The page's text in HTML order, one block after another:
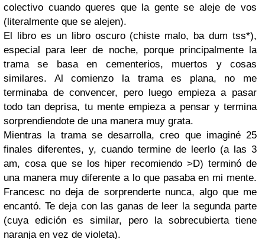
colectivo cuando queres que la gente se aleje de vos
(literalmente que se alejen).
El libro es un libro oscuro (chiste malo, ba dum tss*),
especial para leer de noche, porque principalmente la
trama se basa en cementerios, muertos y cosas
similares. Al comienzo la trama es plana, no me
terminaba de convencer, pero luego empieza a pasar
todo tan deprisa, tu mente empieza a pensar y termina
sorprendiendote de una manera muy grata.
Mientras la trama se desarrolla, creo que imaginé 25
finales diferentes, y, cuando termine de leerlo (a las 3
am, cosa que se los hiper recomiendo >D) terminó de
una manera muy diferente a lo que pasaba en mi mente.
Francesc no deja de sorprenderte nunca, algo que me
encantó. Te deja con las ganas de leer la segunda parte
(cuya edición es similar, pero la sobrecubierta tiene
naranja en vez de violeta).